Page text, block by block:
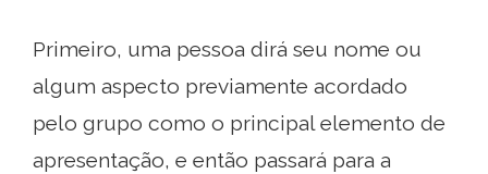
Primeiro, uma pessoa dirá seu nome ou
algum aspecto previamente acordado
pelo grupo como o principal elemento de
apresentação, e então passará para a